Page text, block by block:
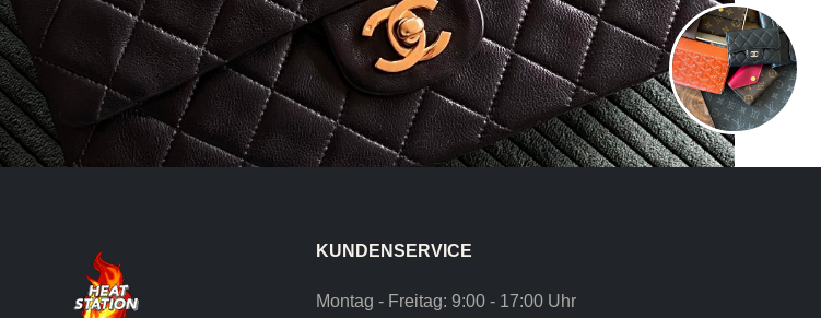
KUNDENSERVICE
Montag - Freitag: 9:00 - 17:00 Uhr